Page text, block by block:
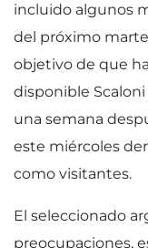
incluido algunos
del próximo
objetivo de que
disponible
una semana
este miércoles
como visitantes.
El seleccionado
preocupaciones,